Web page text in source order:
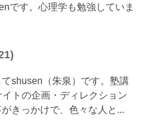
です。心理学も勉強していま
)
shusen（朱泉）です。塾講
トの企画・ディレクション
きっかけで、色々な人と...